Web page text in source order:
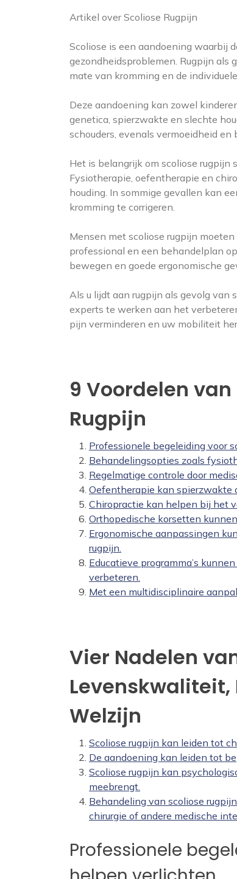
Artikel over Scoliose Rugpijn
Scoliose is een aandoening waarbij
gezondheidsproblemen. Rugpijn als
mate van kromming en de
Deze aandoening kan zowel
genetica, spierzwakte en slechte
schouders, evenals vermoeidheid en
Het is belangrijk om scoliose rugpijn
Fysiotherapie, oefentherapie en
houding. In sommige gevallen kan
kromming te corrigeren.
Mensen met scoliose rugpijn
professional en een behandelplan
bewegen en goede ergonomische
Als u lijdt aan rugpijn als gevolg van
experts te werken aan het
pijn verminderen en uw mobiliteit
9 Voordelen
Rugpijn
Professionele begeleiding voor
Behandelingsopties zoals
Regelmatige controle door
Oefentherapie kan spierzwakte
Chiropractie kan helpen bij het
Orthopedische korsetten
Ergonomische aanpassingen
rugpijn.
Educatieve programma’s
verbeteren.
Met een multidisciplinaire
Vier Nadelen
Welzijn
Scoliose rugpijn kan leiden tot
De aandoening kan leiden tot
Scoliose rugpijn kan
meebrengt.
Behandeling van scoliose
chirurgie of andere medische
Professionele